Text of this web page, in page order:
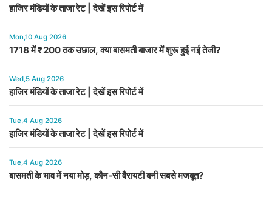
हाजिर मंडियों के ताजा रेट | देखें इस रिपोर्ट में
Mon,10 Aug 2026
1718 में ₹200 तक उछाल, क्या बासमती बाजार में शुरू हुई नई तेजी?
Wed,5 Aug 2026
हाजिर मंडियों के ताजा रेट | देखें इस रिपोर्ट में
Tue,4 Aug 2026
हाजिर मंडियों के ताजा रेट | देखें इस रिपोर्ट में
Tue,4 Aug 2026
बासमती के भाव में नया मोड़, कौन-सी वैरायटी बनी सबसे मजबूत?